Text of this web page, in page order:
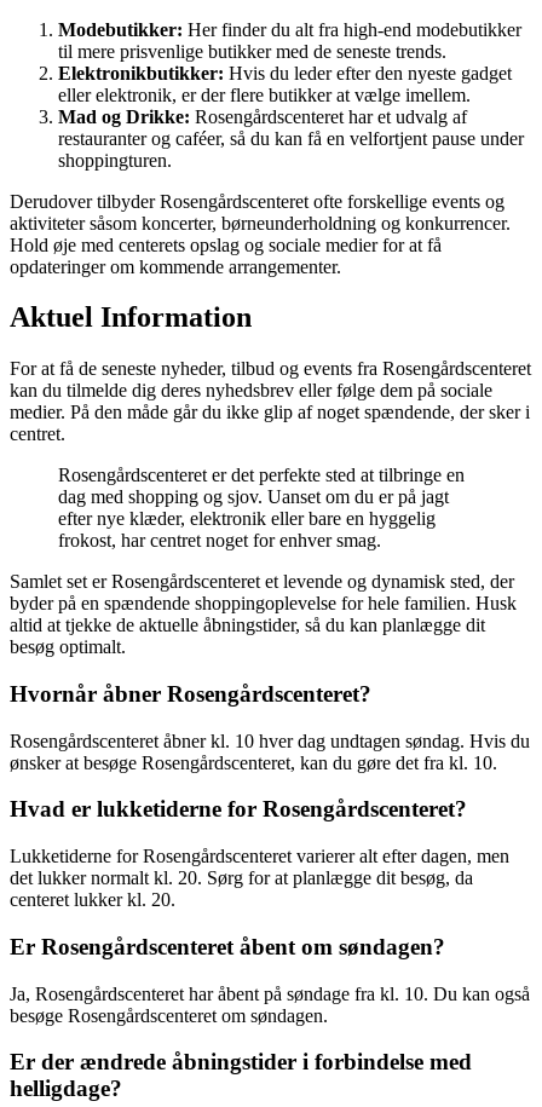
Modebutikker: Her finder du alt fra high-end modebutikker
til mere prisvenlige butikker med de seneste trends.
Elektronikbutikker: Hvis du leder efter den nyeste gadget
eller elektronik, er der flere butikker at vælge imellem.
Mad og Drikke: Rosengårdscenteret har et udvalg af
restauranter og caféer, så du kan få en velfortjent pause under
shoppingturen.
Derudover tilbyder Rosengårdscenteret ofte forskellige events og
aktiviteter såsom koncerter, børneunderholdning og konkurrencer.
Hold øje med centerets opslag og sociale medier for at få
opdateringer om kommende arrangementer.
Aktuel Information
For at få de seneste nyheder, tilbud og events fra Rosengårdscenteret
kan du tilmelde dig deres nyhedsbrev eller følge dem på sociale
medier. På den måde går du ikke glip af noget spændende, der sker i
centret.
Rosengårdscenteret er det perfekte sted at tilbringe en
dag med shopping og sjov. Uanset om du er på jagt
efter nye klæder, elektronik eller bare en hyggelig
frokost, har centret noget for enhver smag.
Samlet set er Rosengårdscenteret et levende og dynamisk sted, der
byder på en spændende shoppingoplevelse for hele familien. Husk
altid at tjekke de aktuelle åbningstider, så du kan planlægge dit
besøg optimalt.
Hvornår åbner Rosengårdscenteret?
Rosengårdscenteret åbner kl. 10 hver dag undtagen søndag. Hvis du
ønsker at besøge Rosengårdscenteret, kan du gøre det fra kl. 10.
Hvad er lukketiderne for Rosengårdscenteret?
Lukketiderne for Rosengårdscenteret varierer alt efter dagen, men
det lukker normalt kl. 20. Sørg for at planlægge dit besøg, da
centeret lukker kl. 20.
Er Rosengårdscenteret åbent om søndagen?
Ja, Rosengårdscenteret har åbent på søndage fra kl. 10. Du kan også
besøge Rosengårdscenteret om søndagen.
Er der ændrede åbningstider i forbindelse med
helligdage?